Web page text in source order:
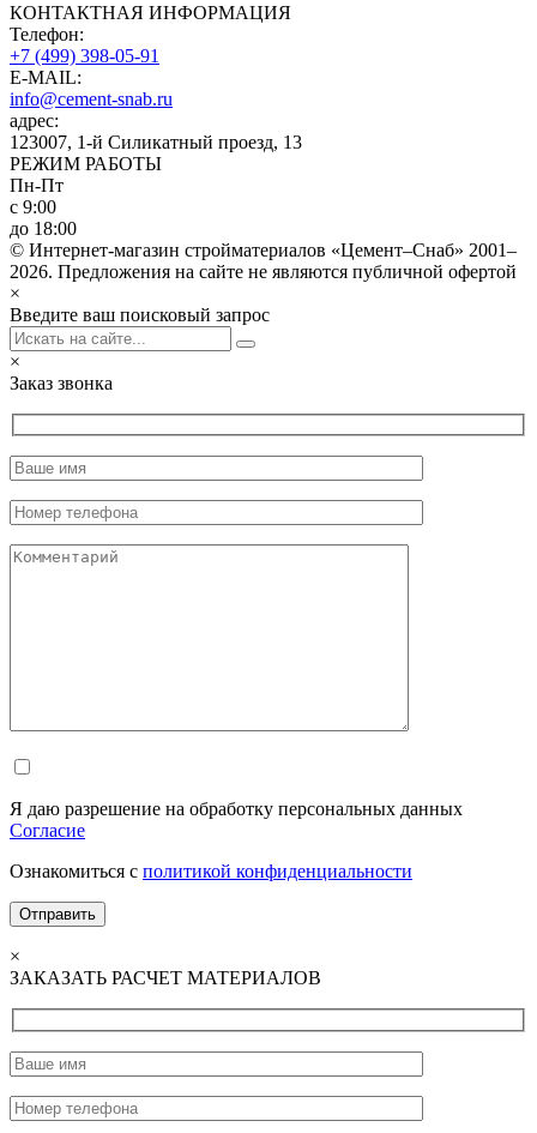
КОНТАКТНАЯ ИНФОРМАЦИЯ
Телефон:
+7 (499) 398-05-91
E-MAIL:
info@cement-snab.ru
адрес:
123007, 1-й Силикатный проезд, 13
РЕЖИМ РАБОТЫ
Пн-Пт
с 9:00
до 18:00
© Интернет-магазин стройматериалов «Цемент–Снаб» 2001–
2026. Предложения на сайте не являются публичной офертой
×
Введите ваш поисковый запрос
×
Заказ звонка
Я даю разрешение на обработку персональных данных
Согласие
Ознакомиться с политикой конфиденциальности
×
ЗАКАЗАТЬ РАСЧЕТ МАТЕРИАЛОВ